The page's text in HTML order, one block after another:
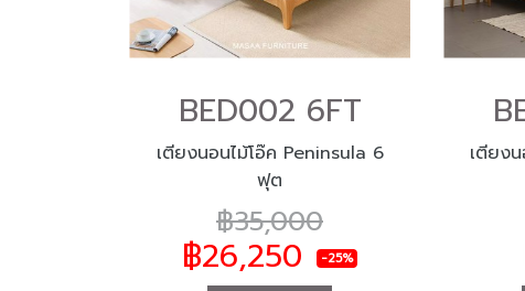
BED002 6FT
เตียงนอนไม้โอ๊ค Peninsula 6
ฟุต
฿35,000
฿26,250 -25%
เตียง